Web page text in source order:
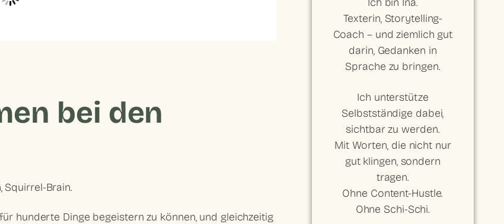
bei den
Squirrel-Brain.
hunderte Dinge begeistern zu können, und gleichzeitig
Texterin, Storytelling-
Coach – und ziemlich gut
darin, Gedanken in
Sprache zu bringen.
Ich unterstütze
Selbstständige dabei,
sichtbar zu werden.
Mit Worten, die nicht nur
gut klingen, sondern
tragen.
Ohne Content-Hustle.
Ohne Schi-Schi.